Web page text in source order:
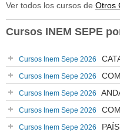
Ver todos los cursos de Otros
Cursos INEM SEPE
Cursos Inem Sepe 2026
Cursos Inem Sepe 2026
Cursos Inem Sepe 2026
Cursos Inem Sepe 2026
Cursos Inem Sepe 2026